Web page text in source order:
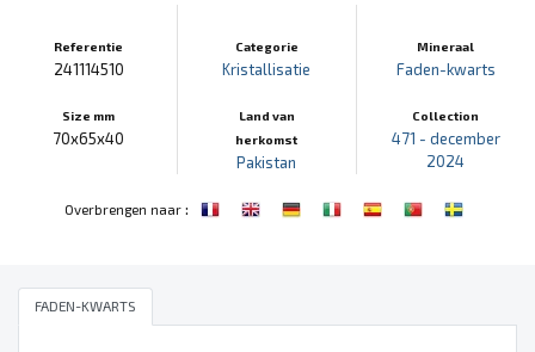
Referentie
241114510
Size mm
70x65x40
Categorie
Kristallisatie
Land van
herkomst
Pakistan
Mineraal
Faden-kwarts
Collection
471 - december
2024
Overbrengen naar:
FADEN-KWARTS